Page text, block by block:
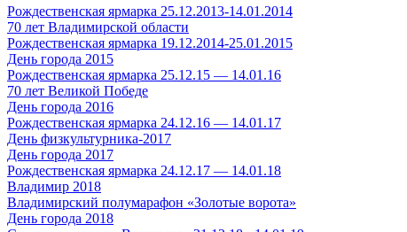
Рождественская ярмарка 25.12.2013-14.01.2014
70 лет Владимирской области
Рождественская ярмарка 19.12.2014-25.01.2015
День города 2015
Рождественская ярмарка 25.12.15 — 14.01.16
70 лет Великой Победе
День города 2016
Рождественская ярмарка 24.12.16 — 14.01.17
День физкультурника-2017
День города 2017
Рождественская ярмарка 24.12.17 — 14.01.18
Владимир 2018
Владимирский полумарафон «Золотые ворота»
День города 2018